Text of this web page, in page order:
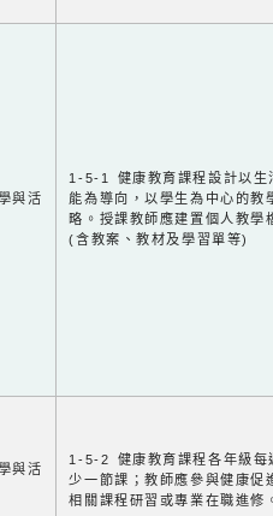
與活
1-5-1 健康教育課程設計以生
能為導向，以學生為中心的教
略。授課教師應建置個人教學
(含教案、教材及學習單等)
與活
1-5-2 健康教育課程各年級每
少一節課；教師應參與健康促
相關課程研習或專業在職進修